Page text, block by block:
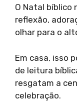
O Natal bíblico
reflexão,
olhar para o
Em casa, isso
de leitura
resgatam a
celebração.